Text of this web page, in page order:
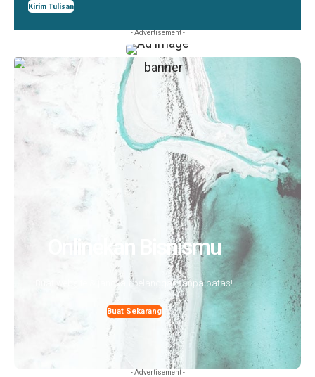
Kirim Tulisan
- Advertisement -
Onlinekan Bisnismu
Buat website & jangkau pelanggan tanpa batas!
Buat Sekarang
- Advertisement -